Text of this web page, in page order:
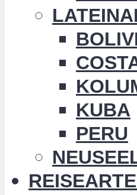
KUBA
PERU